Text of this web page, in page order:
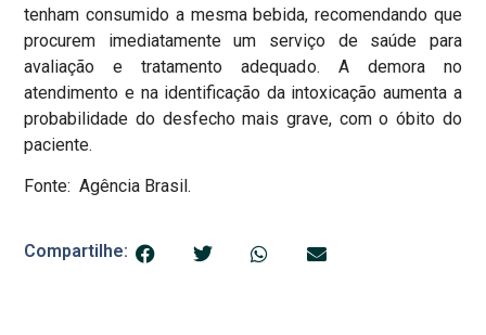
tenham consumido a mesma bebida, recomendando que
procurem imediatamente um serviço de saúde para
avaliação e tratamento adequado. A demora no
atendimento e na identificação da intoxicação aumenta a
probabilidade do desfecho mais grave, com o óbito do
paciente.
Fonte: Agência Brasil.
Compartilhe: